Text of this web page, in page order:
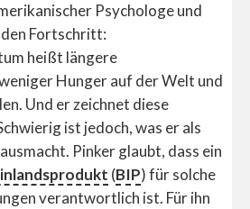
Psychologe und
Fortschritt:
heißt längere
Hunger auf der Welt und
Und er zeichnet diese
ist jedoch, was er als
Pinker glaubt, dass ein
(BIP) für solche
verantwortlich ist. Für ihn